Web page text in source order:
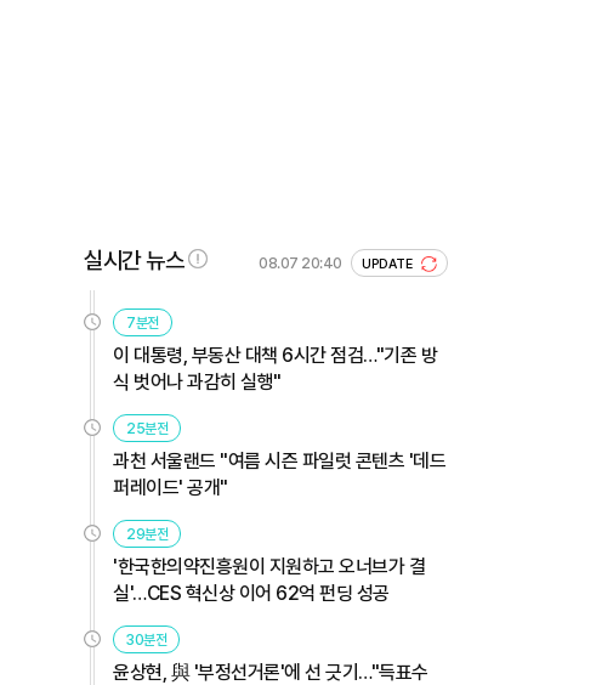
실시간 뉴스 08.07 20:40 UPDATE
7분전
이 대통령, 부동산 대책 6시간 점검…"기존 방
식 벗어나 과감히 실행"
25분전
과천 서울랜드 "여름 시즌 파일럿 콘텐츠 '데드
퍼레이드' 공개"
29분전
'한국한의약진흥원이 지원하고 오너브가 결
실'…CES 혁신상 이어 62억 펀딩 성공
30분전
윤상현, 與 '부정선거론'에 선 긋기…"득표수